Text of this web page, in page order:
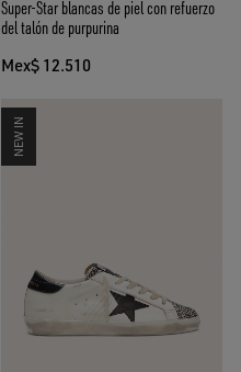
Super-Star blancas de piel con refuerzo
del talón de purpurina
Mex$ 12.510
NEW IN